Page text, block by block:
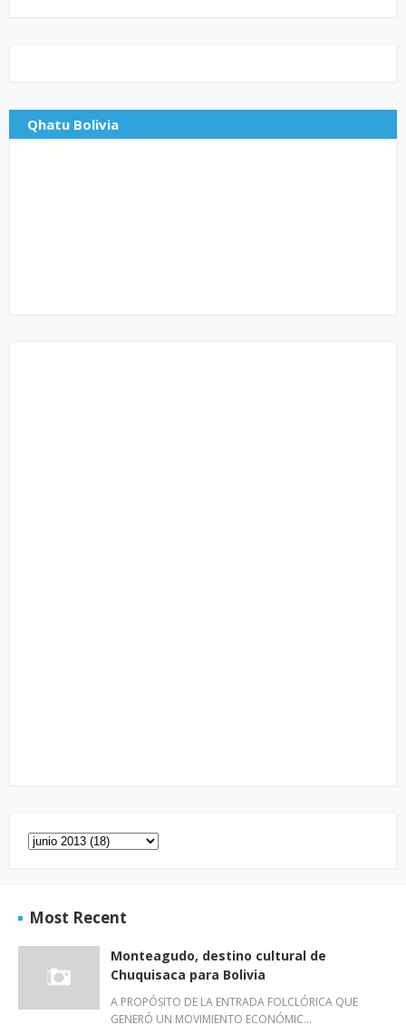
Qhatu Bolivia
Most Recent
Monteagudo, destino cultural de
Chuquisaca para Bolivia
A PROPÓSITO DE LA ENTRADA FOLCLÓRICA QUE
GENERÓ UN MOVIMIENTO ECONÓMIC…